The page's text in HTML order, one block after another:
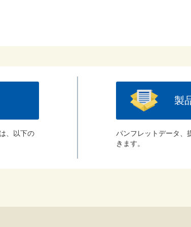
、以下の
製
パンフレットデータ、
きます。